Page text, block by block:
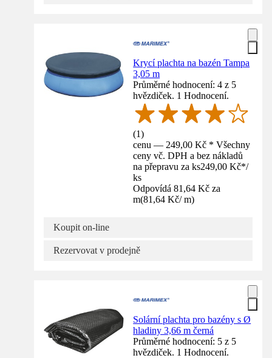
Krycí plachta na bazén Tampa
3,05 m
Průměrné hodnocení: 4 z 5
hvězdiček. 1 Hodnocení.
(1)
cenu — 249,00 Kč * Všechny
ceny vč. DPH a bez nákladů
na přepravu za ks249,00 Kč*/
ks
Odpovídá 81,64 Kč za
m(81,64 Kč/ m)
Koupit on-line
Rezervovat v prodejně
Solární plachta pro bazény s Ø
hladiny 3,66 m černá
Průměrné hodnocení: 5 z 5
hvězdiček. 1 Hodnocení.